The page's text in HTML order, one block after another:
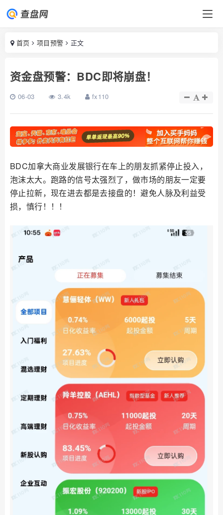
首页 项目预警 正文
资金盘预警：BDC即将崩盘！
06-03 3.4k fx110
BDC加拿大商业发展银行在车上的朋友抓紧停止投入，
泡沫太大。跑路的信号太强烈了，做市场的朋友一定要
停止拉新，现在进去都是去接盘的！避免人脉及利益受
损，慎行！！！